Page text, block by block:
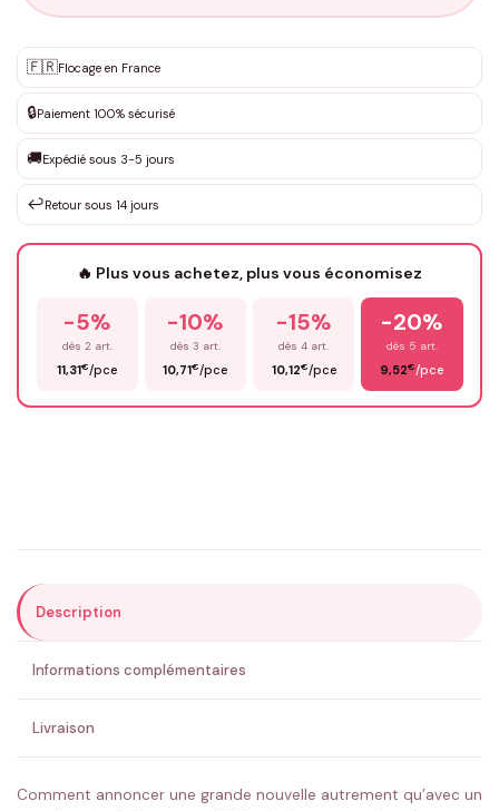
✨ Personnalisation sur mesure
DEVIS GRATUIT · Personnalisation de 3 à 10€ selon la demande
Que souhaitez-vous ?*
Votre texte / idée*
Prénom*
ENVOYER MA DEMANDE ✨
💚 Retour sous 24-48h🇫🇷 Flocage en France✅ Validation avant fabrication
🇫🇷Flocage en France
🔒Paiement 100% sécurisé
🚚Expédié sous 3-5 jours
↩️Retour sous 14 jours
🔥 Plus vous achetez, plus vous économisez
-5%
dès 2 art.
11,31€/pce
-10%
dès 3 art.
10,71€/pce
-15%
dès 4 art.
10,12€/pce
-20%
dès 5 art.
9,52€/pce
Description
Informations complémentaires
Livraison
Comment annoncer une grande nouvelle autrement qu’avec un